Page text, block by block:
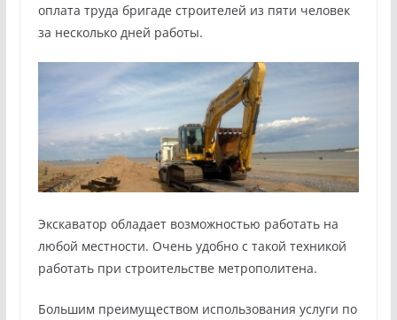
оплата труда бригаде строителей из пяти человек
за несколько дней работы.
Экскаватор обладает возможностью работать на
любой местности. Очень удобно с такой техникой
работать при строительстве метрополитена.
Большим преимуществом использования услуги по